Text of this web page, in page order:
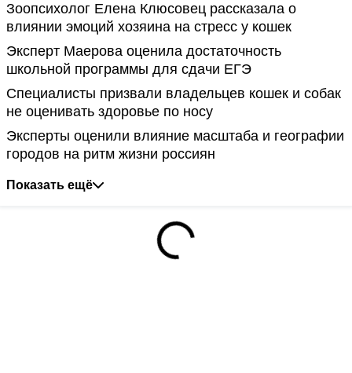
Зоопсихолог Елена Клюсовец рассказала о
влиянии эмоций хозяина на стресс у кошек
Эксперт Маерова оценила достаточность
школьной программы для сдачи ЕГЭ
Специалисты призвали владельцев кошек и собак
не оценивать здоровье по носу
Эксперты оценили влияние масштаба и географии
городов на ритм жизни россиян
Показать ещё